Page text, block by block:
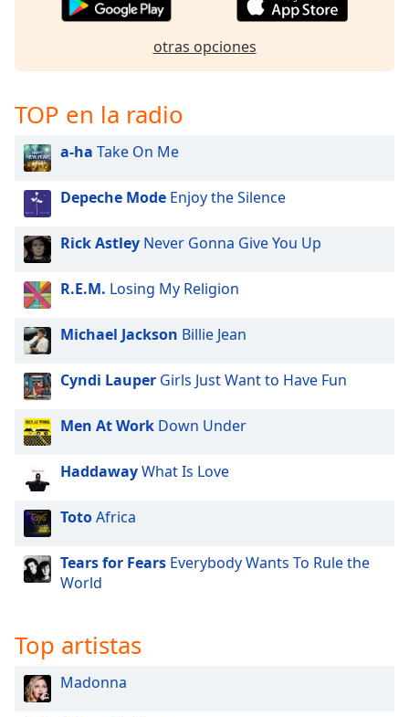
Escape
cancel
and
close
window.
Color
Opacity
Text
Background
Color
Opacity
Area
Background
Color
Size
otras opciones
TOP en la radio
a-ha Take On Me
Depeche Mode Enjoy the Silence
Rick Astley Never Gonna Give You Up
R.E.M. Losing My Religion
Michael Jackson Billie Jean
Cyndi Lauper Girls Just Want to Have Fun
Men At Work Down Under
HaddawayWhat Is Love
TotoAfrica
Tears for Fears Everybody Wants To Rule the
World
Top artistas
Madonna